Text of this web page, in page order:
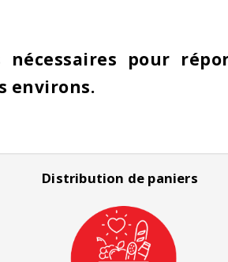
pour
environs.
Distribution de paniers